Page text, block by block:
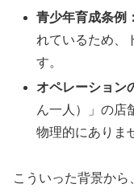
青少年育成条例：
れているため、
す。
オペレーション
ん一人）」の店
物理的にありま
こういった背景か